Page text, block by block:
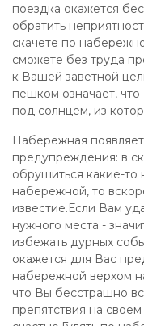
поездка окажется
обратить
скачете по
сможете без труда
к Вашей заветной
пешком означает,
под солнцем, из
Набережная
предупреждения: в
обрушиться какие-то
набережной, то
известие.Если Вам
нужного места -
избежать дурных
окажется для Вас
набережной верхом
что Вы бесстрашно
препятствия на